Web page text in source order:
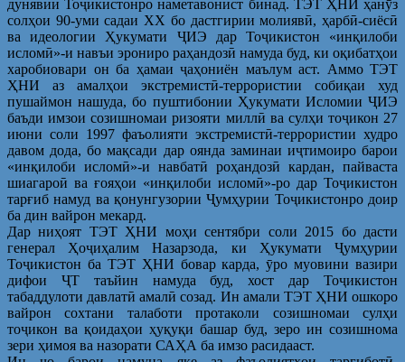
дунявии Тоҷикистонро наметавонист бинад. ТЭТ ҲНИ ҳанӯз
солҳои 90-уми садаи ХХ бо дастгирии молиявӣ, ҳарбӣ-сиёсӣ
ва идеологии Ҳукумати ҶИЭ дар Тоҷикистон «инқилоби
исломӣ»-и навъи эрониро раҳандозӣ намуда буд, ки оқибатҳои
харобиовари он ба ҳамаи ҷаҳониён маълум аст. Аммо ТЭТ
ҲНИ аз амалҳои экстремистӣ-террористии собиқаи худ
пушаймон нашуда, бо пуштибонии Ҳукумати Исломии ҶИЭ
баъди имзои созишномаи ризояти миллӣ ва сулҳи тоҷикон 27
июни соли 1997 фаъолияти экстремистӣ-террористии худро
давом дода, бо мақсади дар оянда заминаи иҷтимоиро барои
«инқилоби исломӣ»-и навбатӣ роҳандозӣ кардан, пайваста
шиагароӣ ва ғояҳои «инқилоби исломӣ»-ро дар Тоҷикистон
тарғиб намуд ва қонунгузории Ҷумҳурии Тоҷикистонро доир
ба дин вайрон мекард.
Дар ниҳоят ТЭТ ҲНИ моҳи сентябри соли 2015 бо дасти
генерал Ҳоҷиҳалим Назарзода, ки Ҳукумати Ҷумҳурии
Тоҷикистон ба ТЭТ ҲНИ бовар карда, ӯро муовини вазири
дифои ҶТ таъйин намуда буд, хост дар Тоҷикистон
табаддулоти давлатӣ амалӣ созад. Ин амали ТЭТ ҲНИ ошкоро
вайрон сохтани талаботи протаколи созишномаи сулҳи
тоҷикон ва қоидаҳои ҳуқуқи башар буд, зеро ин созишнома
зери ҳимоя ва назорати САҲА ба имзо расидааст.